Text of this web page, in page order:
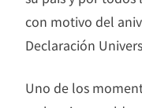
con motivo del
Declaración
Uno de los